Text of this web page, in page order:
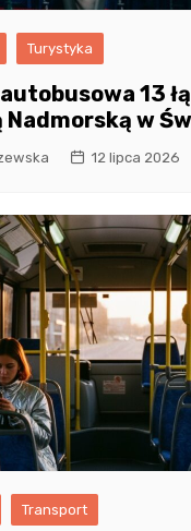
Turystyka
13
Nadmorską w
12 lipca 2026
Transport